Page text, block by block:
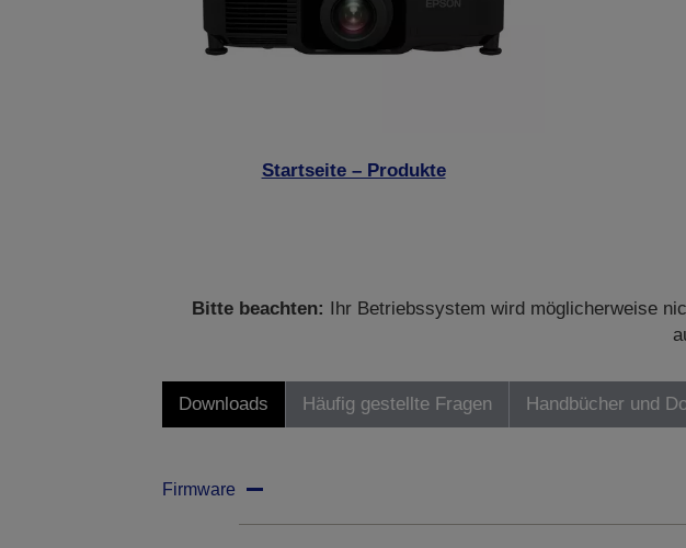
Startseite – Produkte
Bitte beachten:
Ihr Betriebssystem wird möglicherweise
Downloads Häufig gestellte Fragen Handbücher und
Firmware